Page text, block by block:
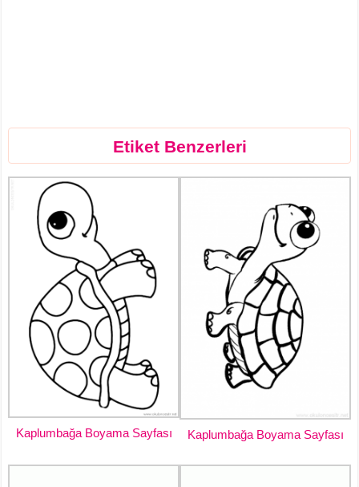
Etiket Benzerleri
Kaplumbağa Boyama Sayfası Kaplumbağa Boyama Sayfası